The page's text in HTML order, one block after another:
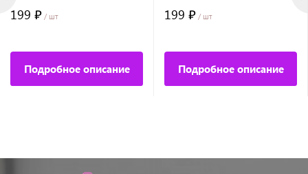
199 ₽ / шт
Подробное описание
199 ₽ / шт
Подробное описание